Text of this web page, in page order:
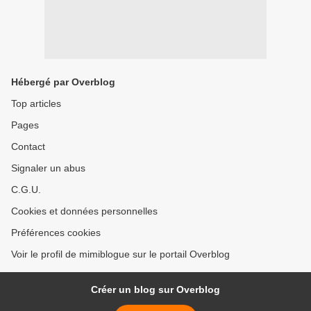
Hébergé par Overblog
Top articles
Pages
Contact
Signaler un abus
C.G.U.
Cookies et données personnelles
Préférences cookies
Voir le profil de mimiblogue sur le portail Overblog
Créer un blog sur Overblog